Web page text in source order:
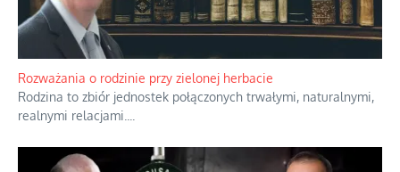
Rozważania o rodzinie przy zielonej herbacie
Rodzina to zbiór jednostek połączonych trwałymi, naturalnymi,
realnymi relacjami.